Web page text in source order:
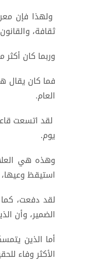
ولهذا فإن
ثقافة،
وربما كان
فما كان يقال
العام.
لقد اتسعت
يوم.
وهذه هي
استيقظ وعيها،
لقد دفعت،
الضمير، وأن
أما الذين
الأكثر وفاء